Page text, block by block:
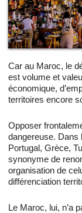
Car au Maroc, le débat n’est pas « volume ou valeur ». Il
est volume et
économique,
territoires encore
Opposer
dangereuse. Dans
Portugal, Grèce,
synonyme de
organisation de
différenciation
Le Maroc, lui, n’a